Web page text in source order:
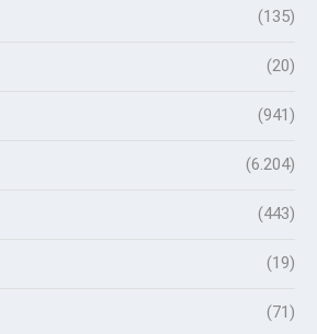
(135)
(20)
(941)
(6.204)
(443)
(19)
(71)